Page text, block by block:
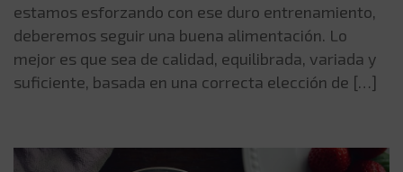
estamos esforzando con ese duro entrenamiento,
deberemos seguir una buena alimentación. Lo
mejor es que sea de calidad, equilibrada, variada y
suficiente, basada en una correcta elección de […]